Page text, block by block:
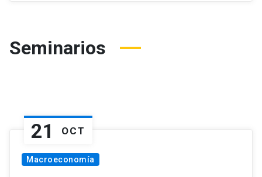
Seminarios
21 OCT
Macroeconomía